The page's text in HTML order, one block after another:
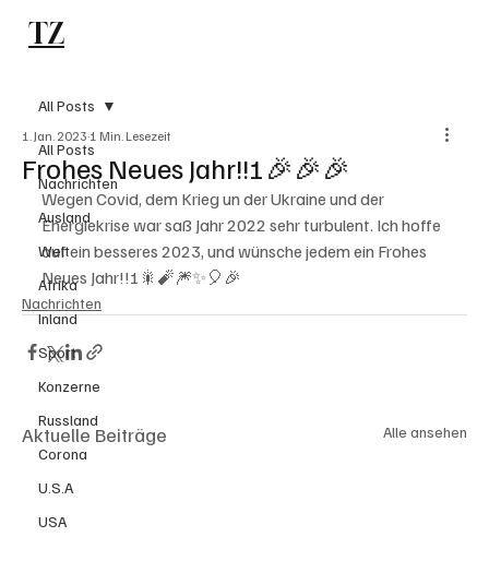
TZ
All Posts
Nachrichten
Ausland
Welt
Afrika
Inland
Sport
Konzerne
Russland
Corona
U.S.A
USA
All Posts
Frohes Neues Jahr!!!🎉🎉🎉
1. Jan. 2023 1 Min. Lesezeit
Wegen Covid, dem Krieg un der Ukraine und der
Energiekrise war saß Jahr 2022 sehr turbulent. Ich hoffe
auf ein besseres 2023, und wünsche jedem ein Frohes
Neues Jahr!!!🎇🧨🎆✨️🎈🎉
Nachrichten
Aktuelle Beiträge Alle ansehen